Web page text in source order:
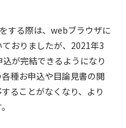
する際は、webブラウザに
おりましたが、2021年3
が完結できるようになり
種お申込や目論見書の閲
ることがなくなり、より